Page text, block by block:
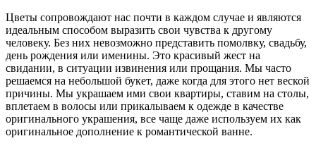
Цветы сопровождают нас почти в каждом случае и являются
идеальным способом выразить свои чувства к другому
человеку. Без них невозможно представить помолвку, свадьбу,
день рождения или именины. Это красивый жест на
свидании, в ситуации извинения или прощания. Мы часто
решаемся на небольшой букет, даже когда для этого нет веской
причины. Мы украшаем ими свои квартиры, ставим на столы,
вплетаем в волосы или прикалываем к одежде в качестве
оригинального украшения, все чаще даже используем их как
оригинальное дополнение к романтической ванне.